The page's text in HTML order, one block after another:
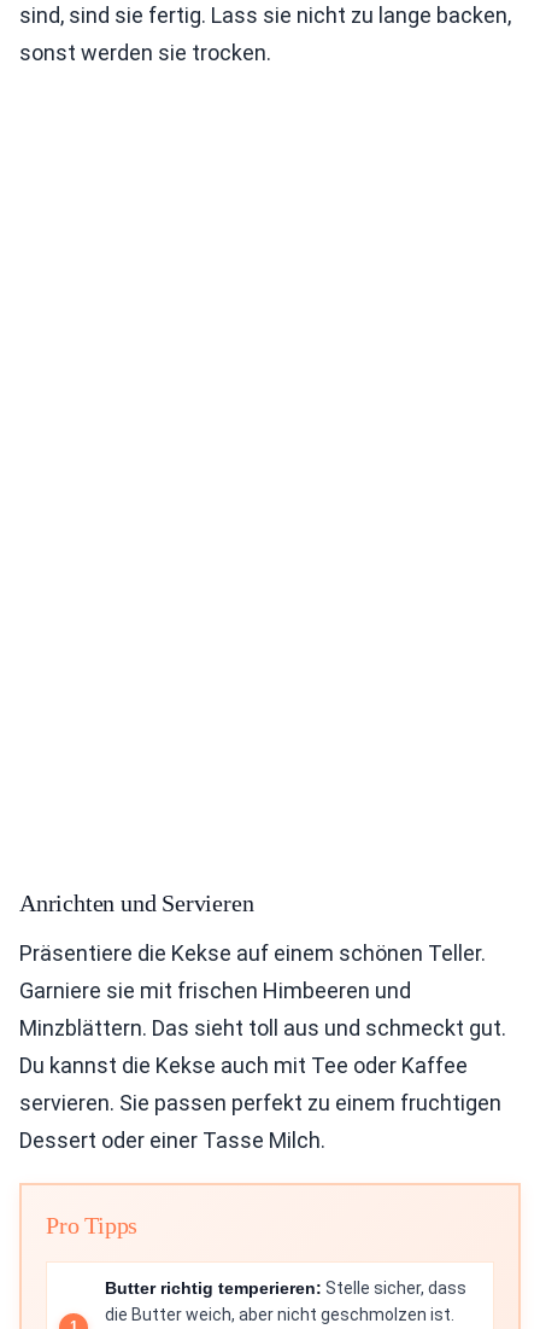
sind, sind sie fertig. Lass sie nicht zu lange backen,
sonst werden sie trocken.
Anrichten und Servieren
Präsentiere die Kekse auf einem schönen Teller.
Garniere sie mit frischen Himbeeren und
Minzblättern. Das sieht toll aus und schmeckt gut.
Du kannst die Kekse auch mit Tee oder Kaffee
servieren. Sie passen perfekt zu einem fruchtigen
Dessert oder einer Tasse Milch.
Pro Tipps
Butter richtig temperieren: Stelle sicher, dass
die Butter weich, aber nicht geschmolzen ist.